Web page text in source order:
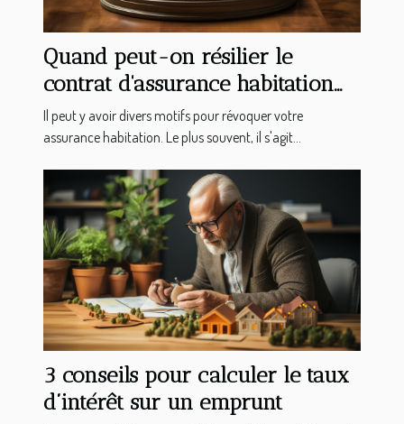
Quand peut-on résilier le
contrat d'assurance habitation
ou appartement ?
Il peut y avoir divers motifs pour révoquer votre
assurance habitation. Le plus souvent, il s'agit...
3 conseils pour calculer le taux
d’intérêt sur un emprunt